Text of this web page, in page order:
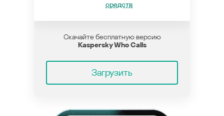
средств
Скачайте бесплатную версию
Kaspersky Who Calls
Загрузить